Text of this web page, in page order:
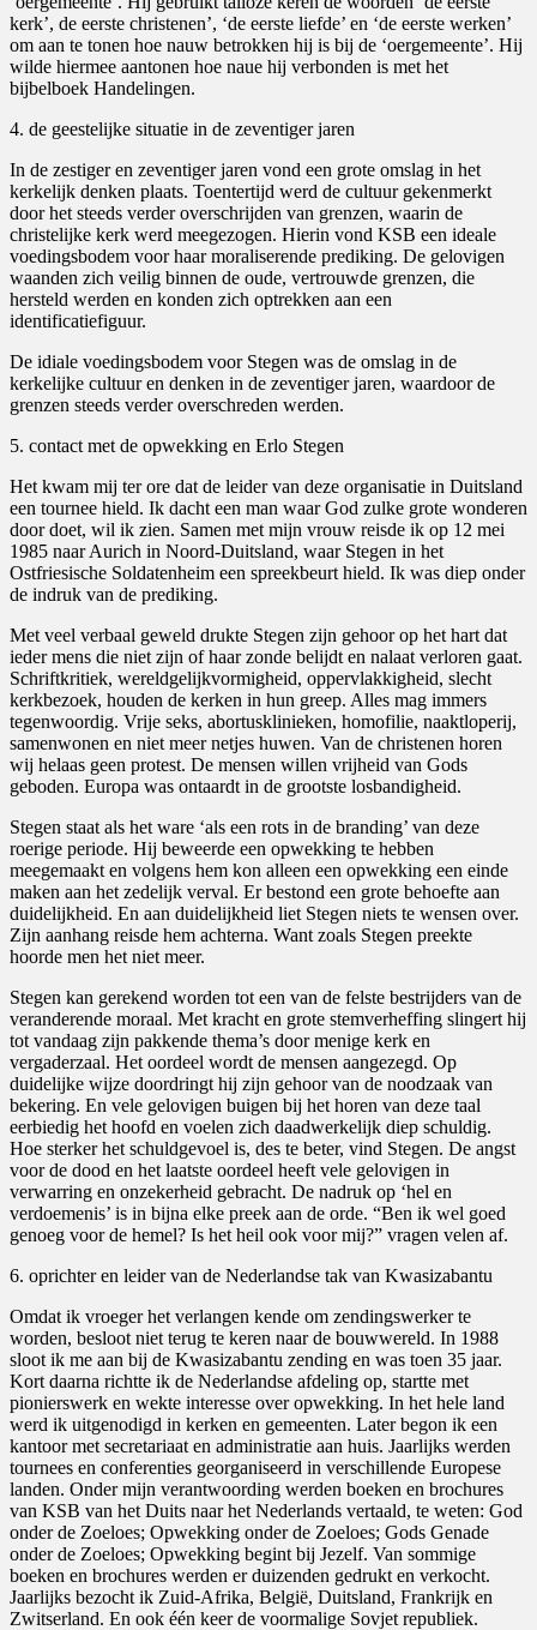
kerk’, de eerste christenen’, ‘de eerste liefde’ en ‘de eerste werken’
om aan te tonen hoe nauw betrokken hij is bij de ‘oergemeente’. Hij
wilde hiermee aantonen hoe naue hij verbonden is met het
bijbelboek Handelingen.
4. de geestelijke situatie in de zeventiger jaren
In de zestiger en zeventiger jaren vond een grote omslag in het
kerkelijk denken plaats. Toentertijd werd de cultuur gekenmerkt
door het steeds verder overschrijden van grenzen, waarin de
christelijke kerk werd meegezogen. Hierin vond KSB een ideale
voedingsbodem voor haar moraliserende prediking. De gelovigen
waanden zich veilig binnen de oude, vertrouwde grenzen, die
hersteld werden en konden zich optrekken aan een
identificatiefiguur.
De idiale voedingsbodem voor Stegen was de omslag in de
kerkelijke cultuur en denken in de zeventiger jaren, waardoor de
grenzen steeds verder overschreden werden.
5. contact met de opwekking en Erlo Stegen
Het kwam mij ter ore dat de leider van deze organisatie in Duitsland
een tournee hield. Ik dacht een man waar God zulke grote wonderen
door doet, wil ik zien. Samen met mijn vrouw reisde ik op 12 mei
1985 naar Aurich in Noord-Duitsland, waar Stegen in het
Ostfriesische Soldatenheim een spreekbeurt hield. Ik was diep onder
de indruk van de prediking.
Met veel verbaal geweld drukte Stegen zijn gehoor op het hart dat
ieder mens die niet zijn of haar zonde belijdt en nalaat verloren gaat.
Schriftkritiek, wereldgelijkvormigheid, oppervlakkigheid, slecht
kerkbezoek, houden de kerken in hun greep. Alles mag immers
tegenwoordig. Vrije seks, abortusklinieken, homofilie, naaktloperij,
samenwonen en niet meer netjes huwen. Van de christenen horen
wij helaas geen protest. De mensen willen vrijheid van Gods
geboden. Europa was ontaardt in de grootste losbandigheid.
Stegen staat als het ware ‘als een rots in de branding’ van deze
roerige periode. Hij beweerde een opwekking te hebben
meegemaakt en volgens hem kon alleen een opwekking een einde
maken aan het zedelijk verval. Er bestond een grote behoefte aan
duidelijkheid. En aan duidelijkheid liet Stegen niets te wensen over.
Zijn aanhang reisde hem achterna. Want zoals Stegen preekte
hoorde men het niet meer.
Stegen kan gerekend worden tot een van de felste bestrijders van de
veranderende moraal. Met kracht en grote stemverheffing slingert hij
tot vandaag zijn pakkende thema’s door menige kerk en
vergaderzaal. Het oordeel wordt de mensen aangezegd. Op
duidelijke wijze doordringt hij zijn gehoor van de noodzaak van
bekering. En vele gelovigen buigen bij het horen van deze taal
eerbiedig het hoofd en voelen zich daadwerkelijk diep schuldig.
Hoe sterker het schuldgevoel is, des te beter, vind Stegen. De angst
voor de dood en het laatste oordeel heeft vele gelovigen in
verwarring en onzekerheid gebracht. De nadruk op ‘hel en
verdoemenis’ is in bijna elke preek aan de orde. “Ben ik wel goed
genoeg voor de hemel? Is het heil ook voor mij?” vragen velen af.
6. oprichter en leider van de Nederlandse tak van Kwasizabantu
Omdat ik vroeger het verlangen kende om zendingswerker te
worden, besloot niet terug te keren naar de bouwwereld. In 1988
sloot ik me aan bij de Kwasizabantu zending en was toen 35 jaar.
Kort daarna richtte ik de Nederlandse afdeling op, startte met
pionierswerk en wekte interesse over opwekking. In het hele land
werd ik uitgenodigd in kerken en gemeenten. Later begon ik een
kantoor met secretariaat en administratie aan huis. Jaarlijks werden
tournees en conferenties georganiseerd in verschillende Europese
landen. Onder mijn verantwoording werden boeken en brochures
van KSB van het Duits naar het Nederlands vertaald, te weten: God
onder de Zoeloes; Opwekking onder de Zoeloes; Gods Genade
onder de Zoeloes; Opwekking begint bij Jezelf. Van sommige
boeken en brochures werden er duizenden gedrukt en verkocht.
Jaarlijks bezocht ik Zuid-Afrika, België, Duitsland, Frankrijk en
Zwitserland. En ook één keer de voormalige Sovjet republiek.